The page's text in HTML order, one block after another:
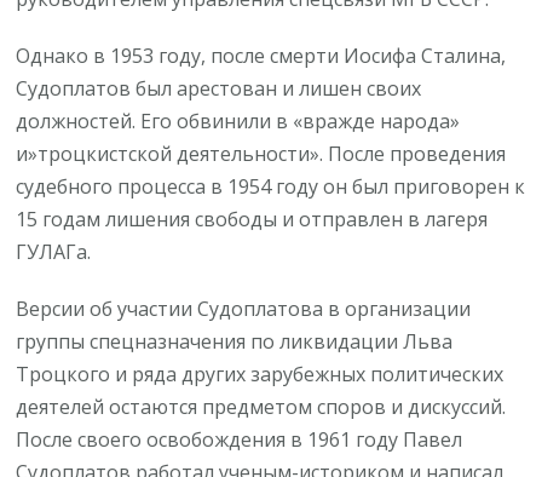
Однако в 1953 году, после смерти Иосифа Сталина,
Судоплатов был арестован и лишен своих
должностей. Его обвинили в «вражде народа»
и»троцкистской деятельности». После проведения
судебного процесса в 1954 году он был приговорен к
15 годам лишения свободы и отправлен в лагеря
ГУЛАГа.
Версии об участии Судоплатова в организации
группы спецназначения по ликвидации Льва
Троцкого и ряда других зарубежных политических
деятелей остаются предметом споров и дискуссий.
После своего освобождения в 1961 году Павел